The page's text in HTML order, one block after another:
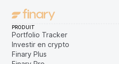
PRODUIT
Portfolio Tracker
Investir en crypto
Finary Plus